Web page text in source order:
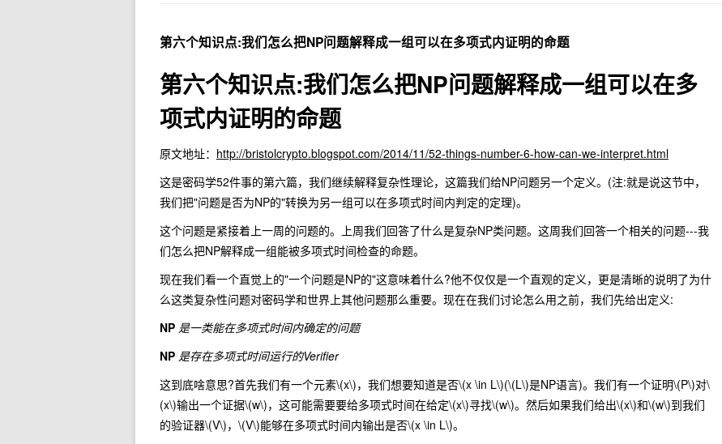
第六个知识点:我们怎么把NP问题解释成一组可以在多项式内证明的命题
第六个知识点:我们怎么把NP问题解释成一组可以在多
项式内证明的命题
原文地址： http://bristolcrypto.blogspot.com/2014/11/52-things-number-6-how-can-we-interpret.html
这是密码学52件事的第六篇，我们继续解释复杂性理论，这篇我们给NP问题另一个定义。(注:就是说这节中，
我们把"问题是否为NP的"转换为另一组可以在多项式时间内判定的定理)。
这个问题是紧接着上一周的问题的。上周我们回答了什么是复杂NP类问题。这周我们回答一个相关的问题---我
们怎么把NP解释成一组能被多项式时间检查的命题。
现在我们看一个直觉上的"一个问题是NP的"这意味着什么?他不仅仅是一个直观的定义，更是清晰的说明了为什
么这类复杂性问题对密码学和世界上其他问题那么重要。现在在我们讨论怎么用之前，我们先给出定义:
NP 是一类能在多项式时间内确定的问题
NP 是存在多项式时间运行的Verifier
这到底啥意思?首先我们有一个元素\(x\)，我们想要知道是否\(x \in L\)(\(L\)是NP语言)。我们有一个证明\(P\)对\
(x\)输出一个证据\(w\)，这可能需要要给多项式时间在给定\(x\)寻找\(w\)。然后如果我们给出\(x\)和\(w\)到我们
的验证器\(V\)， \(V\)能够在多项式时间内输出是否\(x \in L\)。